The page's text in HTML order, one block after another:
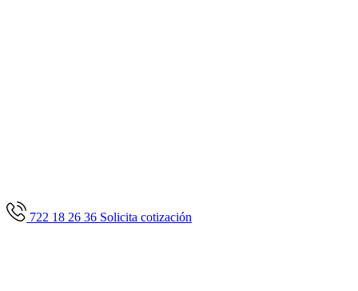
722 18 26 36 Solicita cotización